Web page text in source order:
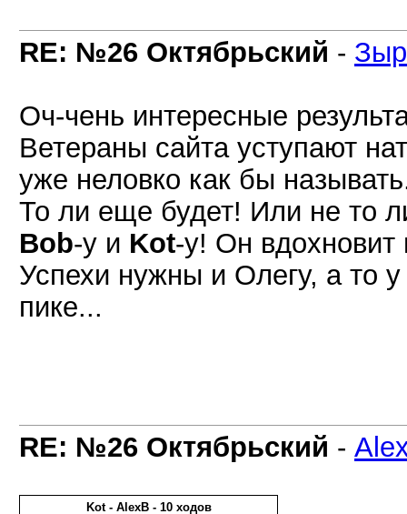
RE: №26 Октябрьский -
Оч-чень интересные
Ветераны сайта уступают
уже неловко как бы
То ли еще будет! Или не то
Bob-у и Kot-у! Он
Успехи нужны и Олегу, а то
пике...
RE: №26 Октябрьский -
Kot - AlexB - 10 ходов